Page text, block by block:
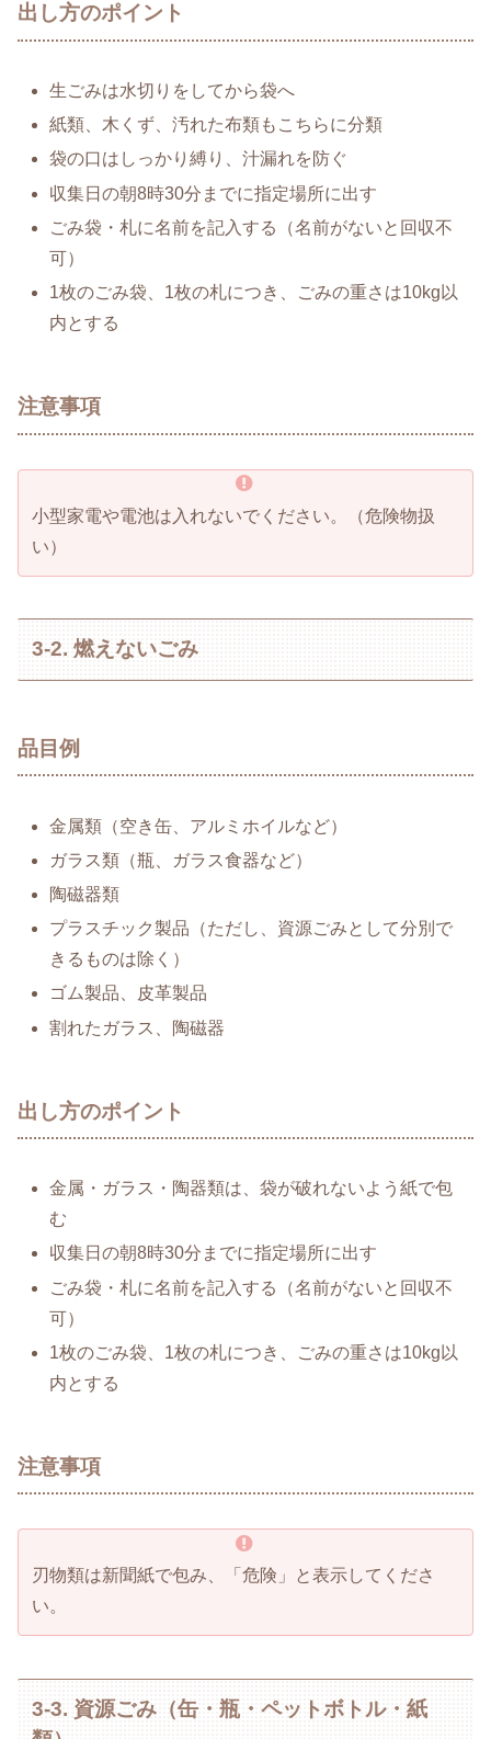
出し方のポイント
生ごみは水切りをしてから袋へ
紙類、木くず、汚れた布類もこちらに分類
袋の口はしっかり縛り、汁漏れを防ぐ
収集日の朝8時30分までに指定場所に出す
ごみ袋・札に名前を記入する（名前がないと回収不
可）
1枚のごみ袋、1枚の札につき、ごみの重さは10kg以
内とする
注意事項
小型家電や電池は入れないでください。（危険物扱
い）
3-2. 燃えないごみ
品目例
金属類（空き缶、アルミホイルなど）
ガラス類（瓶、ガラス食器など）
陶磁器類
プラスチック製品（ただし、資源ごみとして分別で
きるものは除く）
ゴム製品、皮革製品
割れたガラス、陶磁器
出し方のポイント
金属・ガラス・陶器類は、袋が破れないよう紙で包
む
収集日の朝8時30分までに指定場所に出す
ごみ袋・札に名前を記入する（名前がないと回収不
可）
1枚のごみ袋、1枚の札につき、ごみの重さは10kg以
内とする
注意事項
刃物類は新聞紙で包み、「危険」と表示してくださ
い。
3-3. 資源ごみ（缶・瓶・ペットボトル・紙